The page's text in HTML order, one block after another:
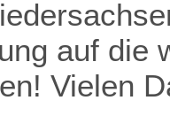
auf die
Vielen